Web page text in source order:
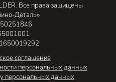
Все права защищены
Деталь»
соглашение
персональных данных
персональных данных